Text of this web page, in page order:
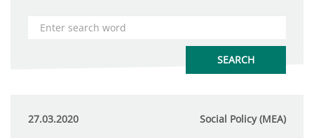
27.03.2020 Social Policy (MEA)